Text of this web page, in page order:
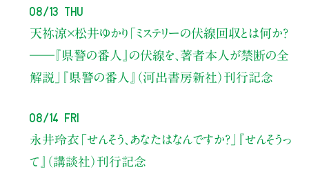
08/13 Thu
天祢涼×松井ゆかり 「ミステリーの伏線回収とは何か？
――『県警の番人』の伏線を、著者本人が禁断の全
解説」
『県警の番人』（河出書房新社）刊行記念
08/14 Fri
永井玲衣 「せんそう、あなたはなんですか？」
『せんそうっ
て』（講談社）刊行記念